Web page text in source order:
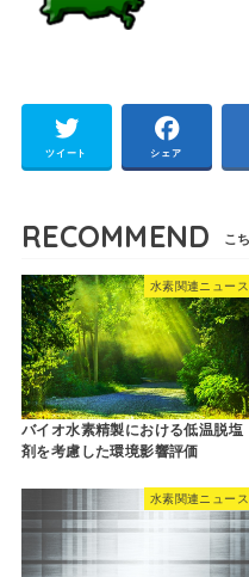
ツイート シェア
RECOMMEND
水素関連ニュース
バイオ水素精製における低温脱塩
剤を考慮した環境影響評価
水素関連ニュース